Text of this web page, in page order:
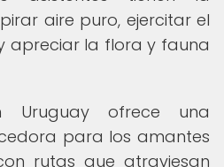
aire puro, ejercitar el
apreciar la flora y fauna
Uruguay ofrece una
para los amantes
rutas que atraviesan